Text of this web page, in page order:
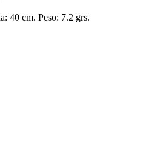
40 cm. Peso: 7.2 grs.